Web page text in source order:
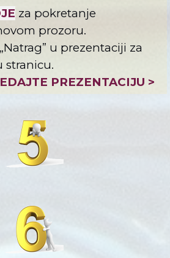
za pokretanje
prozoru.
Natrag” u prezentaciji za
stranicu.
PREZENTACIJU >